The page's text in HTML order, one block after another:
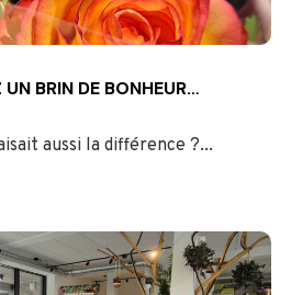
UN BRIN DE BONHEUR…
aussi la différence ?...